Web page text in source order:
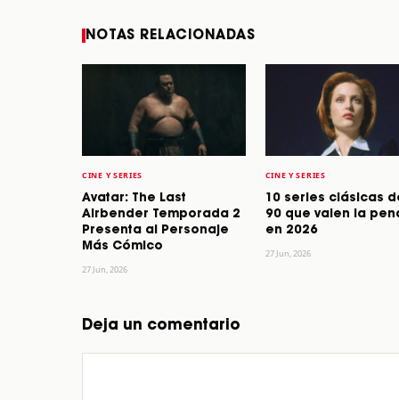
NOTAS RELACIONADAS
CINE Y SERIES
Avatar: The Last
Airbender Temporada 2
Presenta al Personaje
Más Cómico
27 Jun, 2026
CINE Y SERIES
10 series clásicas
90 que valen la
en 2026
27 Jun, 2026
Deja un comentario
Comentario